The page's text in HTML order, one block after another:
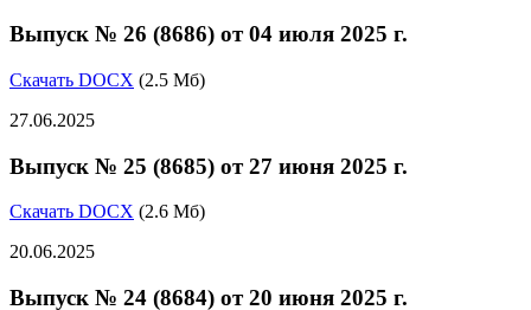
Выпуск № 26 (8686) от 04 июля 2025 г.
Скачать DOCX (2.5 Мб)
27.06.2025
Выпуск № 25 (8685) от 27 июня 2025 г.
Скачать DOCX (2.6 Мб)
20.06.2025
Выпуск № 24 (8684) от 20 июня 2025 г.